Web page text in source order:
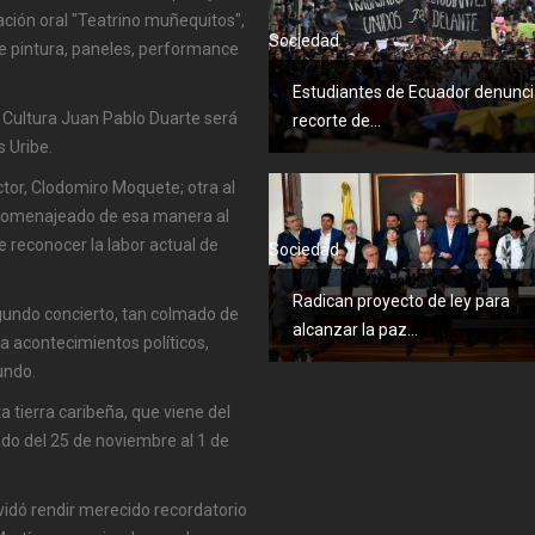
oral "Teatrino muñequitos",
pintura, paneles, performance
Juan Pablo Duarte será
Uribe.
Clodomiro Moquete; otra al
de esa manera al
reconocer la labor actual de
concierto, tan colmado de
acontecimientos políticos,
tierra caribeña, que viene del
del 25 de noviembre al 1 de
rendir merecido recordatorio
Sociedad
Estudiantes de Ecuador
recorte de...
Sociedad
Radican proyecto de ley para
alcanzar la paz...